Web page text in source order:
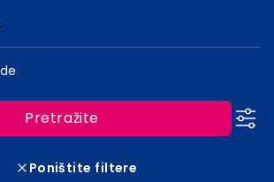
Pretražite
Poništite filtere